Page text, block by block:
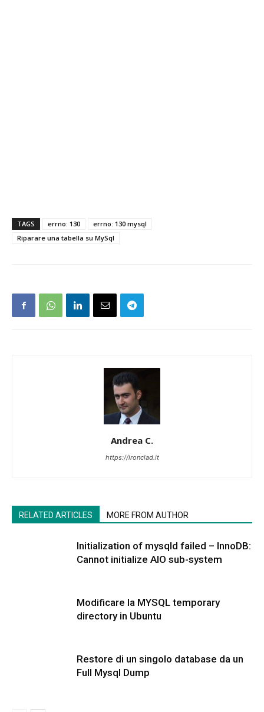
TAGS errno: 130
errno: 130 mysql
Riparare una tabella su MySql
Andrea C.
https://ironclad.it
RELATED ARTICLES MORE FROM AUTHOR
Initialization of mysqld failed – InnoDB:
Cannot initialize AIO sub-system
Modificare la MYSQL temporary
directory in Ubuntu
Restore di un singolo database da un
Full Mysql Dump